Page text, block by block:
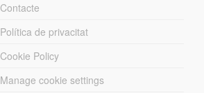
Contacte
Política de privacitat
Cookie Policy
Manage cookie settings